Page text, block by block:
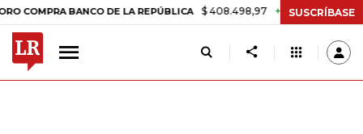
BANCO DE LA REPÚBLICA $ 408.498,97 +$ 8.753,81 +2,19%
SUSCRÍBASE